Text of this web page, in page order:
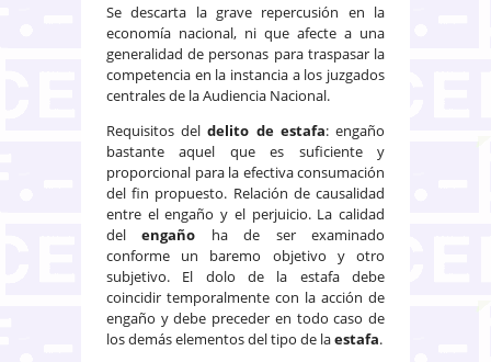
Se descarta la grave repercusión en la
economía nacional, ni que afecte a una
generalidad de personas para traspasar la
competencia en la instancia a los juzgados
centrales de la Audiencia Nacional.
Requisitos deldelito de estafa: engaño
bastante aquel que es suficiente y
proporcional para la efectiva consumación
del fin propuesto. Relación de causalidad
entre el engaño y el perjuicio. La calidad
delengaño ha de ser examinado
conforme un baremo objetivo y otro
subjetivo. El dolo de la estafa debe
coincidir temporalmente con la acción de
engaño y debe preceder en todo caso de
los demás elementos del tipo de laestafa.